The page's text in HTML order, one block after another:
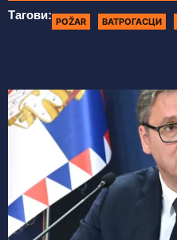
Тагови: POŽAR ВАТРОГАСЦИ